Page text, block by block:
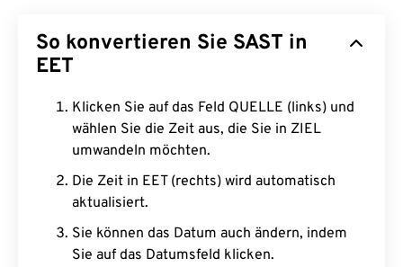
So konvertieren Sie SAST in
EET
Klicken Sie auf das Feld QUELLE (links) und
wählen Sie die Zeit aus, die Sie in ZIEL
umwandeln möchten.
Die Zeit in EET (rechts) wird automatisch
aktualisiert.
Sie können das Datum auch ändern, indem
Sie auf das Datumsfeld klicken.